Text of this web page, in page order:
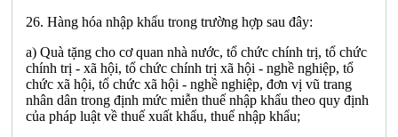
26. Hàng hóa nhập khẩu trong trường hợp sau đây:
a) Quà tặng cho cơ quan nhà nước, tổ chức chính trị, tổ chức
chính trị - xã hội, tổ chức chính trị xã hội - nghề nghiệp, tổ
chức xã hội, tổ chức xã hội - nghề nghiệp, đơn vị vũ trang
nhân dân trong định mức miễn thuế nhập khẩu theo quy định
của pháp luật về thuế xuất khẩu, thuế nhập khẩu;